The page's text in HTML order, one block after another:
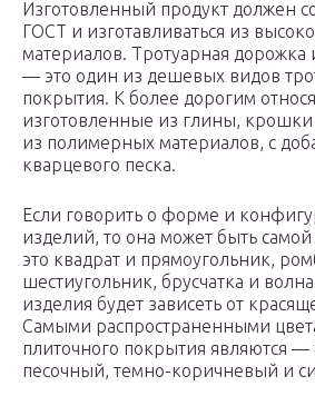
Изготовленный продукт должен
ГОСТ и изготавливаться из
материалов. Тротуарная дорожка
— это один из дешевых видов
покрытия. К более дорогим
изготовленные из глины, крошки
из полимерных материалов, с
кварцевого песка.
Если говорить о форме и
изделий, то она может быть
это квадрат и прямоугольник,
шестиугольник, брусчатка и
изделия будет зависеть от
Самыми распространенными
плиточного покрытия являются
песочный, темно-коричневый и